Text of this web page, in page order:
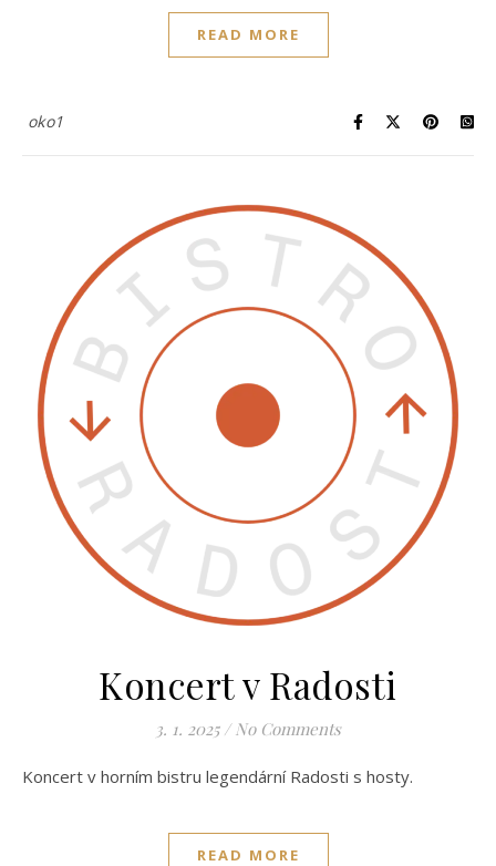
READ MORE
oko1
Koncert v Radosti
3. 1. 2025 / No Comments
Koncert v horním bistru legendární Radosti s hosty.
READ MORE